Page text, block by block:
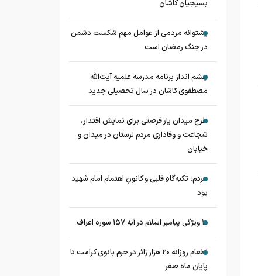
بسیجیان کاشان
پشتوانه مردمی از عوامل مهم شکست دشمن
در جنگ رمضان است
چشم‌ انداز برنامه مدرسه علمیه آیت‌الله
مصطفوی کاشان در سال تحصیلی جدید
طرح میدان یار فرصتی برای نمایش اقتدار،
شجاعت و وفاداری مردم لرستان در میدان و
خیابان
مردم؛ تکیه‌گاهِ قلبی و کانونِ اهتمام امام شهید
بود
۱۰ ویژگی پیامبر اسلام در آیه ۱۵۷ سوره اعراف
اطعام روزانه ۲۰ هزار زائر در حرم بانوی کرامت تا
پایان ماه صفر